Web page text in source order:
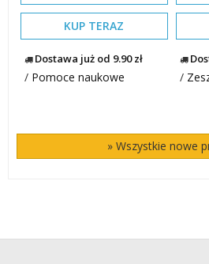
KUP TERAZ
Dostawa już od 9.90 zł
/ Pomoce naukowe /
» Wszystkie nowe